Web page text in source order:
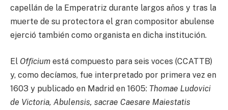
capellán de la Emperatriz durante largos años y tras la
muerte de su protectora el gran compositor abulense
ejerció también como organista en dicha institución.
El Ofﬁcium está compuesto para seis voces (CCATTB)
y, como decíamos, fue interpretado por primera vez en
1603 y publicado en Madrid en 1605: Thomae Ludovici
de Victoria, Abulensis, sacrae Caesare Maiestatis